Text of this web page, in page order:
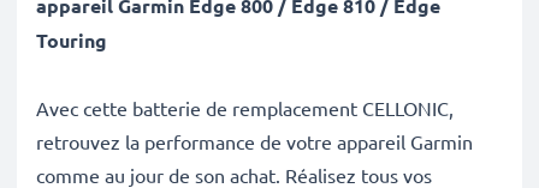
appareil Garmin Edge 800 / Edge 810 / Edge
Touring
Avec cette batterie de remplacement CELLONIC,
retrouvez la performance de votre appareil Garmin
comme au jour de son achat. Réalisez tous vos